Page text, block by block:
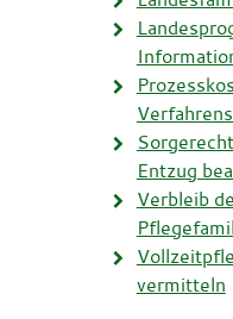
Entzug
Verbleib
vermitteln